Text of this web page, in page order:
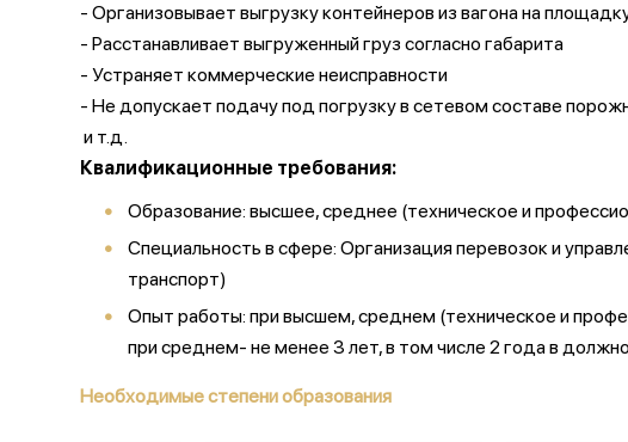
- Организовывает выгрузку контейнеров из вагона на
- Расстанавливает выгруженный груз согласно габарита
- Устраняет коммерческие неисправности
- Не допускает подачу под погрузку в сетевом составе
и т.д.
Квалификационные требования:
Образование: высшее, среднее (техническое и
Специальность в сфере: Организация перевозок и
транспорт)
Опыт работы: при высшем, среднем (техническое и
при среднем- не менее 3 лет, в том числе 2 года в
Необходимые степени образования